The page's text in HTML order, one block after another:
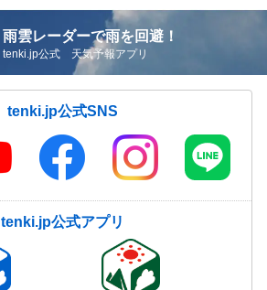
雨雲レーダーで雨を回避！
tenki.jp公式 天気予報アプリ
tenki.jp公式SNS
tenki.jp公式アプリ